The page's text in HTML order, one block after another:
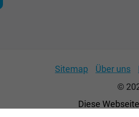
Sitemap Über uns
©
Diese